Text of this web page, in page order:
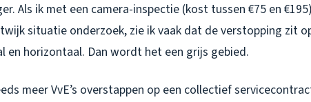
Als ik met een camera-inspectie (kost tussen €75 en
situatie onderzoek, zie ik vaak dat de verstopping zit
en horizontaal. Dan wordt het een grijs gebied.
meer VvE’s overstappen op een collectief